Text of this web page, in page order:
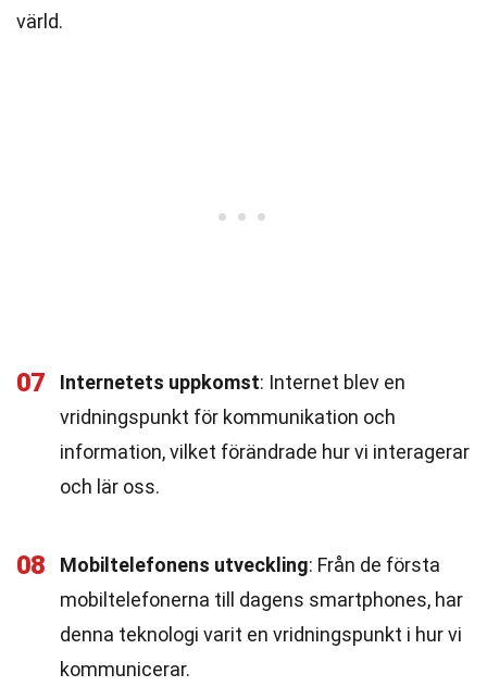
värld.
07 Internetets uppkomst: Internet blev en
vridningspunkt för kommunikation och
information, vilket förändrade hur vi interagerar
och lär oss.
08 Mobiltelefonens utveckling: Från de första
mobiltelefonerna till dagens smartphones, har
denna teknologi varit en vridningspunkt i hur vi
kommunicerar.